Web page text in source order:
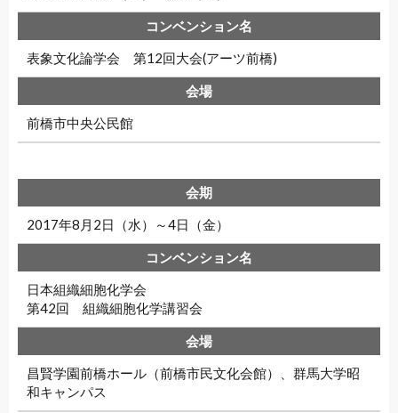
表象文化論学会 第12回大会(アーツ前橋)
前橋市中央公民館
2017年8月2日（水）～4日（金）
日本組織細胞化学会
第42回 組織細胞化学講習会
昌賢学園前橋ホール（前橋市民文化会館）、群馬大学昭
和キャンパス